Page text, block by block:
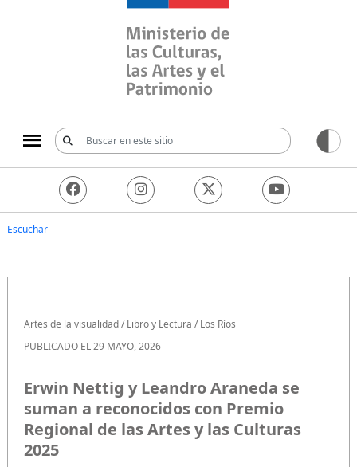
Ministerio de las
Escuchar
Artes de la visualidad/Libro y Lectura /Los Ríos
PUBLICADO EL 29 MAYO, 2026
Erwin Nettig y Leandro Araneda se
suman a reconocidos con Premio
Regional de las Artes y las Culturas
2025